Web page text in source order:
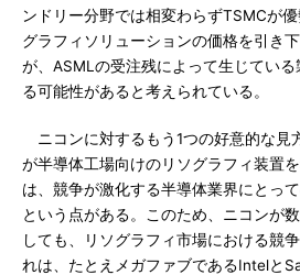
ンドリー分野では相変わらずTSMCが
グラフィソリューションの価格を引き
が、ASMLの受注残によって生じてい
る可能性があると考えられている。
ニコンに対するもう1つの好意的な見
が半導体工場向けのリソグラフィ装置
は、競争が激化する半導体業界にとっ
という点がある。このため、ニコンが
しても、リソグラフィ市場における競
れは、たとえメガファブであるIntelと